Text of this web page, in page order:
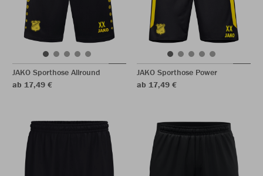
JAKO Sporthose Allround
ab 17,49 €
JAKO Sporthose Power
ab 17,49 €